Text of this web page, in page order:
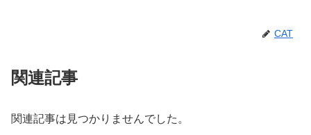
CAT
関連記事
関連記事は見つかりませんでした。